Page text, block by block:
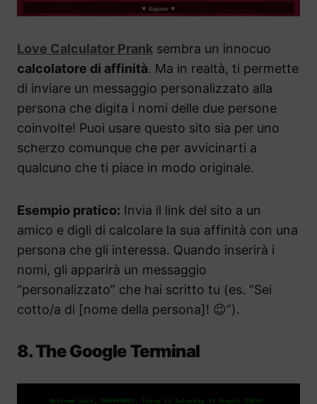
Love Calculator Prank sembra un innocuo
calcolatore di affinità. Ma in realtà, ti permette
di inviare un messaggio personalizzato alla
persona che digita i nomi delle due persone
coinvolte! Puoi usare questo sito sia per uno
scherzo comunque che per avvicinarti a
qualcuno che ti piace in modo originale.
Esempio pratico: Invia il link del sito a un
amico e digli di calcolare la sua affinità con una
persona che gli interessa. Quando inserirà i
nomi, gli apparirà un messaggio
“personalizzato” che hai scritto tu (es. “Sei
cotto/a di [nome della persona]! 😉”).
8. The Google Terminal